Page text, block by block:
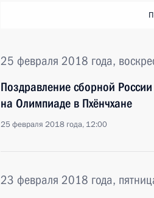
25 февраля 2018 года,
Поздравление сборной
на Олимпиаде в Пхёнчхане
25 февраля 2018 года, 12:00
23 февраля 2018 года,